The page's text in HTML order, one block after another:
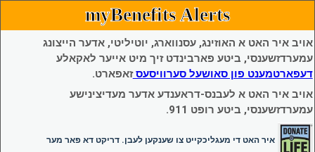
myBenefits Alerts
אויב איר האט א האוזינג, עסנווארג, יוטיליטי, אדער הייצונג
עמערדזשענסי, ביטע פארבינדט זיך מיט אייער לאקאלע
דעפארטמענט פון סאושעל סערוויסעסזאפארט.
אויב איר האט א לעבנס-דראענדע אדער מעדיצינישע
עמערדזשענסי, ביטע רופט 911.
איר האט די מעגליכקייט צו שענקען לעבן. דריקט דא פאר מער